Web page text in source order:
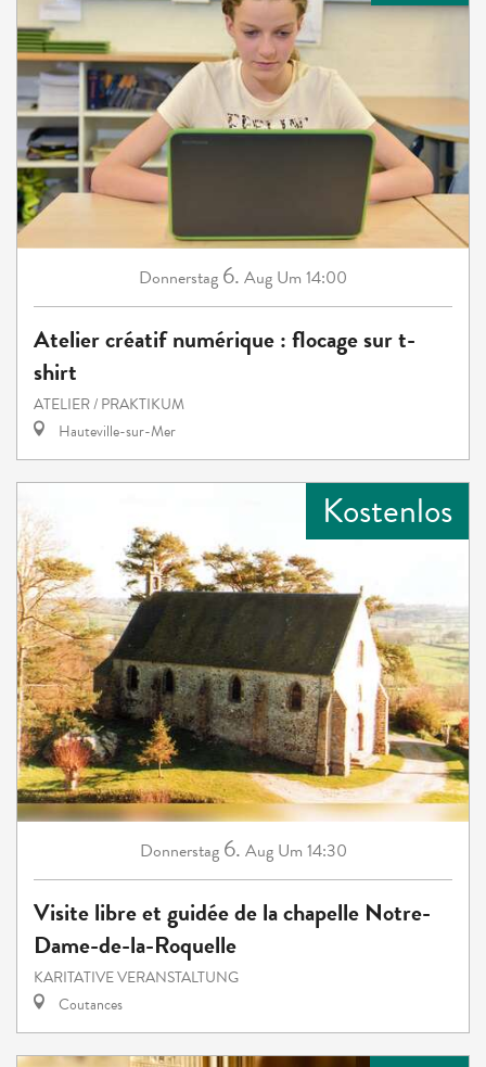
Donnerstag 6. Aug Um 14:00
Atelier créatif numérique : flocage sur t-
shirt
ATELIER / PRAKTIKUM
Hauteville-sur-Mer
Kostenlos
Donnerstag 6. Aug Um 14:30
Visite libre et guidée de la chapelle Notre-
Dame-de-la-Roquelle
KARITATIVE VERANSTALTUNG
Coutances